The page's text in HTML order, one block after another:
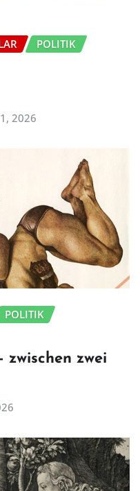
POLITIK
2026
POLITIK
zwischen zwei